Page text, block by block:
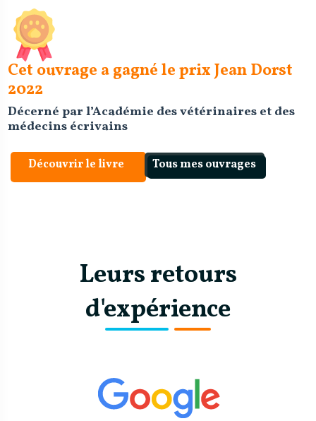
Cet ouvrage a gagné le prix Jean Dorst
2022
Décerné par l’Académie des vétérinaires et des
médecins écrivains
Découvrir le livre Tous mes ouvrages
Leurs retours
d'expérience